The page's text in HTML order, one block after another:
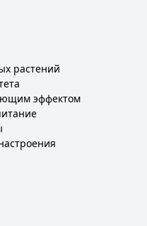
растений
эффектом